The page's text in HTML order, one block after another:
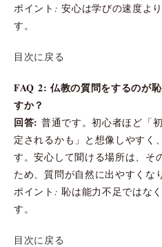
ポイント: 安心は学びの速度よ
す。
目次に戻る
FAQ 2: 仏教の質問をするのが
すか？
回答: 普通です。初心者ほど「
定されるかも」と想像しやすく
す。安心して聞ける場所は、そ
ため、質問が自然に出やすくな
ポイント: 恥は能力不足ではな
す。
目次に戻る